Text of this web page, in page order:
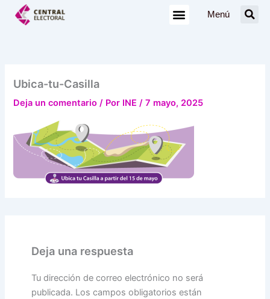
Menú
Ubica-tu-Casilla
Deja un comentario / Por INE/7 mayo, 2025
Deja una respuesta
Tu dirección de correo electrónico no será
publicada. Los campos obligatorios están